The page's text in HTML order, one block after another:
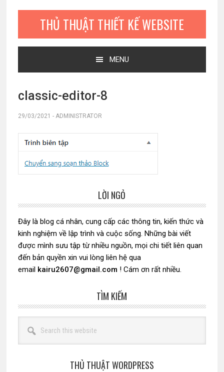
THỦ THUẬT THIẾT KẾ WEBSITE
MENU
classic-editor-8
29/03/2021 - ADMINISTRATOR
chính
LỜI NGỎ
Đây là blog cá nhân, cung cấp các thông tin, kiến thức và
kinh nghiệm về lập trình và cuộc sống. Những bài viết
được mình sưu tập từ nhiều nguồn, mọi chi tiết liên quan
đến bản quyền xin vui lòng liên hệ qua
email kairu2607@gmail.com ! Cám ơn rất nhiều.
TÌM KIẾM
this
website
THỦ THUẬT WORDPRESS